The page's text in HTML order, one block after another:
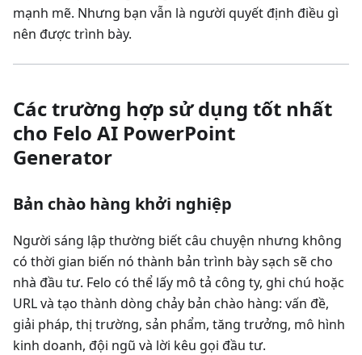
mạnh mẽ. Nhưng bạn vẫn là người quyết định điều gì
nên được trình bày.
Các trường hợp sử dụng tốt nhất
cho Felo AI PowerPoint
Generator
Bản chào hàng khởi nghiệp
Người sáng lập thường biết câu chuyện nhưng không
có thời gian biến nó thành bản trình bày sạch sẽ cho
nhà đầu tư. Felo có thể lấy mô tả công ty, ghi chú hoặc
URL và tạo thành dòng chảy bản chào hàng: vấn đề,
giải pháp, thị trường, sản phẩm, tăng trưởng, mô hình
kinh doanh, đội ngũ và lời kêu gọi đầu tư.